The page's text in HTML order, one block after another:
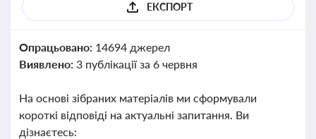
ЕКСПОРТ
Опрацьовано: 14694 джерел
Виявлено: 3 публікації за 6 червня
На основі зібраних матеріалів ми сформували
короткі відповіді на актуальні запитання. Ви
дізнаєтесь: